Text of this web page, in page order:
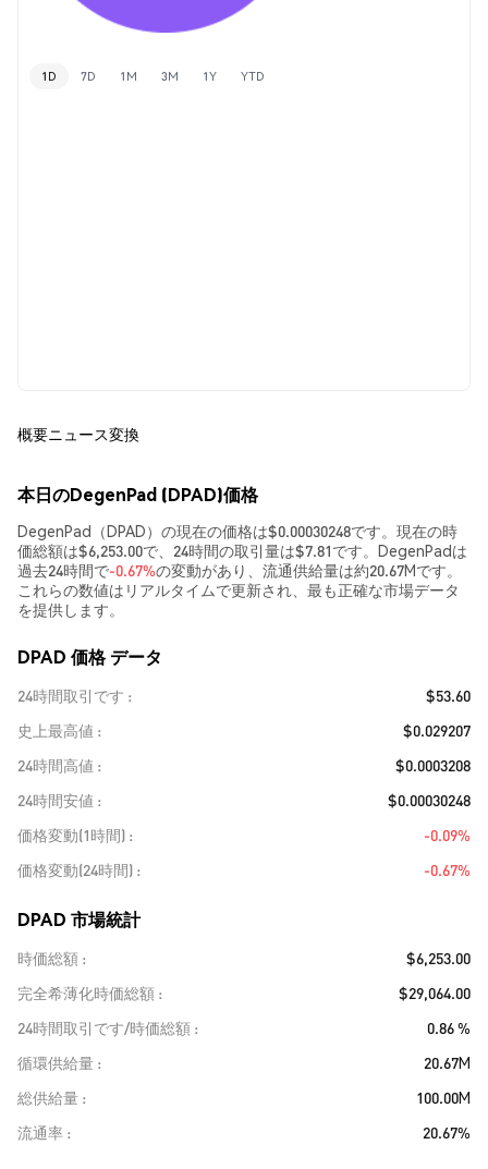
1D 7D 1M 3M 1Y YTD
概要ニュース変換
本日のDegenPad (DPAD)価格
DegenPad（DPAD）の現在の価格は$0.00030248です。現在の時
価総額は$6,253.00で、24時間の取引量は$7.81です。DegenPadは
過去24時間で-0.67%の変動があり、流通供給量は約20.67Mです。
これらの数値はリアルタイムで更新され、最も正確な市場データ
を提供します。
DPAD 価格 データ
24時間取引です
$53.60
史上最高値
$0.029207
24時間高値
$0.0003208
24時間安値
$0.00030248
価格変動(1時間)
-0.09%
価格変動(24時間)
-0.67%
DPAD 市場統計
時価総額
$6,253.00
完全希薄化時価総額
$29,064.00
24時間取引です/時価総額
0.86 %
循環供給量
20.67M
総供給量
100.00M
流通率
20.67%